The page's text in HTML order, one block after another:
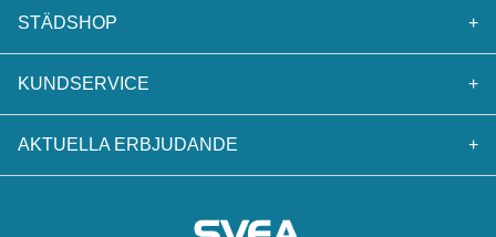
STÄDSHOP +
KUNDSERVICE +
AKTUELLA ERBJUDANDE +